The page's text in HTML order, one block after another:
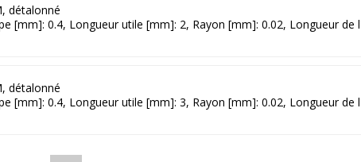
détalonné
[mm]: 0.4, Longueur utile [mm]: 2, Rayon [mm]: 0.02, Longueur de
détalonné
[mm]: 0.4, Longueur utile [mm]: 3, Rayon [mm]: 0.02, Longueur de